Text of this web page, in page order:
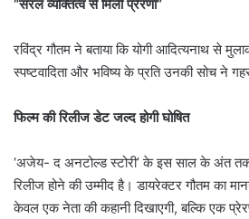
“सरल व्यक्तित्व से मिली प्रेरणा”
रविंद्र गौतम ने बताया कि योगी आदित्यनाथ से
स्पष्टवादिता और भविष्य के प्रति उनकी सोच ने
फिल्म की रिलीज डेट जल्द होगी घोषित
‘अजेय- द अनटोल्ड स्टोरी’ के इस साल के अंत
रिलीज होने की उम्मीद है। डायरेक्टर गौतम का
केवल एक नेता की कहानी दिखाएगी, बल्कि एक